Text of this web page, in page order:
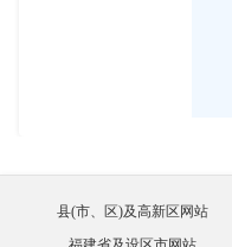
县(市、区)及高新区网站